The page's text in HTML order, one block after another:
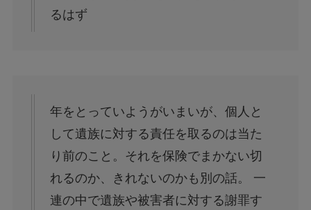
るはず
年をとっていようがいまいが、個人と
して遺族に対する責任を取るのは当た
り前のこと。それを保険でまかない切
れるのか、きれないのかも別の話。 一
連の中で遺族や被害者に対する謝罪す